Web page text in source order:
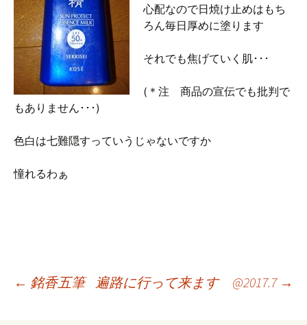
心配なので日焼け止めはもち
ろん毎日厚めに塗ります
それでも焦げていく肌･･･
(＊注 商品の宣伝でも批判で
もありません･･･)
色白は七難隠すっていうじゃないですか
憧れるわぁ
投
← 銘香五筆 遍路に行って来ます @2017.7 →